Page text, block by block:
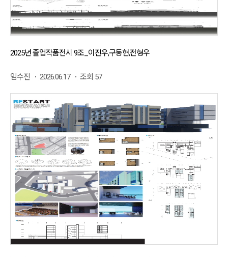
2025년 졸업작품전시 9조_이진우,구동현,전형우
임수진 2026.06.17 조회 57